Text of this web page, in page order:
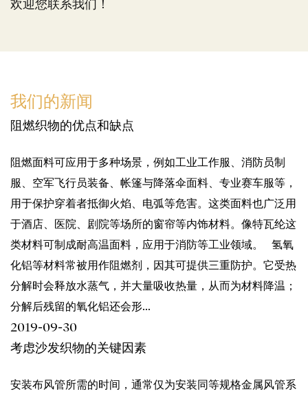
欢迎您联系我们！
我们的新闻
阻燃织物的优点和缺点
阻燃面料可应用于多种场景，例如工业工作服、消防员制
服、空军飞行员装备、帐篷与降落伞面料、专业赛车服等，
用于保护穿着者抵御火焰、电弧等危害。这类面料也广泛用
于酒店、医院、剧院等场所的窗帘等内饰材料。像特瓦纶这
类材料可制成耐高温面料，应用于消防等工业领域。 氢氧
化铝等材料常被用作阻燃剂，因其可提供三重防护。它受热
分解时会释放水蒸气，并大量吸收热量，从而为材料降温；
分解后残留的氧化铝还会形...
2019-09-30
考虑沙发织物的关键因素
安装布风管所需的时间，通常仅为安装同等规格金属风管系